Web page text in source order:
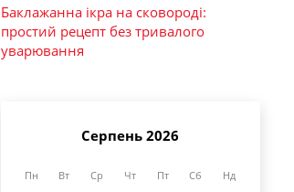
Баклажанна ікра на сковороді:
простий рецепт без тривалого
уварювання
Серпень 2026
Пн Вт Ср Чт Пт Сб Нд